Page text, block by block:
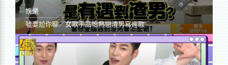
娛樂
噓要尬你聊／女歌手品怡熱戀渣男寫進歌